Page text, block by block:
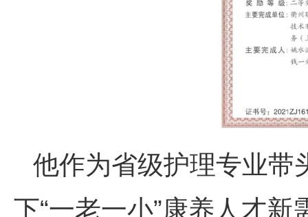
他作为省级护理专业带
下“一老一小”康养人才